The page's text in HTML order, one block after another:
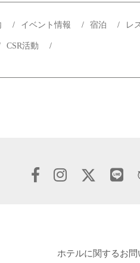
/ イベント情報 / 宿泊 / レ
CSR活動 /
ホテルに関するお問